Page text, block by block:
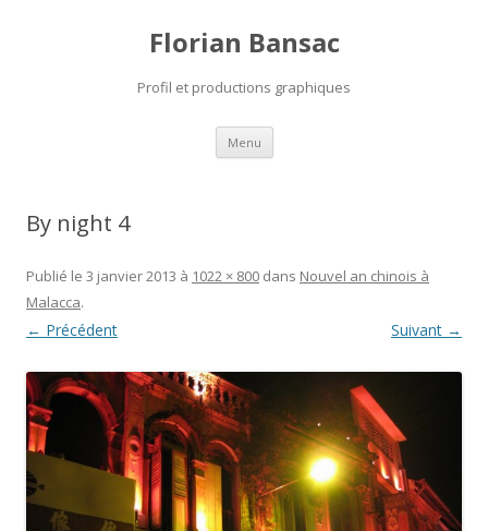
Florian Bansac
Profil et productions graphiques
Menu Aller
contenu
By night 4
Publié le 3 janvier 2013 à 1022 × 800 dans Nouvel an chinois à
Malacca.
← Précédent Suivant →